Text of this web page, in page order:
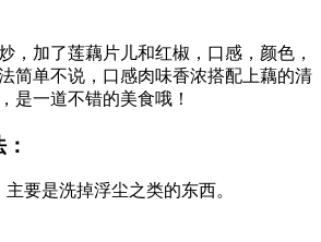
，加了莲藕片儿和红椒，口感，颜色，
简单不说，口感肉味香浓搭配上藕的清
是一道不错的美食哦！
要是洗掉浮尘之类的东西。